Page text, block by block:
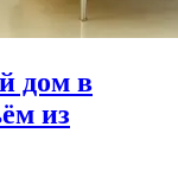
дом в
из